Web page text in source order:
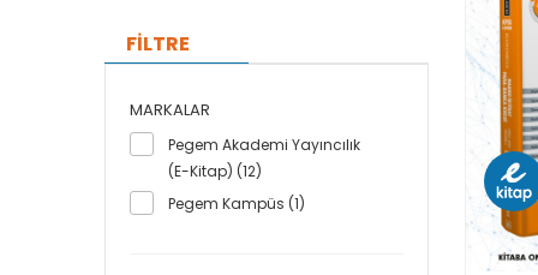
FİLTRE
MARKALAR
Pegem Akademi Yayıncılık
(E-Kitap) (12)
Pegem Kampüs (1)